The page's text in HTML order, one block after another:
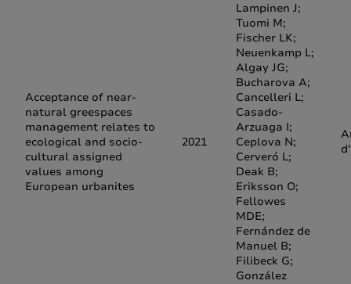
Acceptance of near-
natural greespaces
management relates to
ecological and socio-
cultural assigned
values among
European urbanites
2021
Lampinen J;
Tuomi M;
Fischer LK;
Neuenkamp L;
Algay JG;
Bucharova A;
Cancelleri L;
Casado-
Arzuaga I;
Ceplova N;
Cerveró L;
Deak B;
Eriksson O;
Fellowes
MDE;
Fernández de
Manuel B;
Filibeck G;
González